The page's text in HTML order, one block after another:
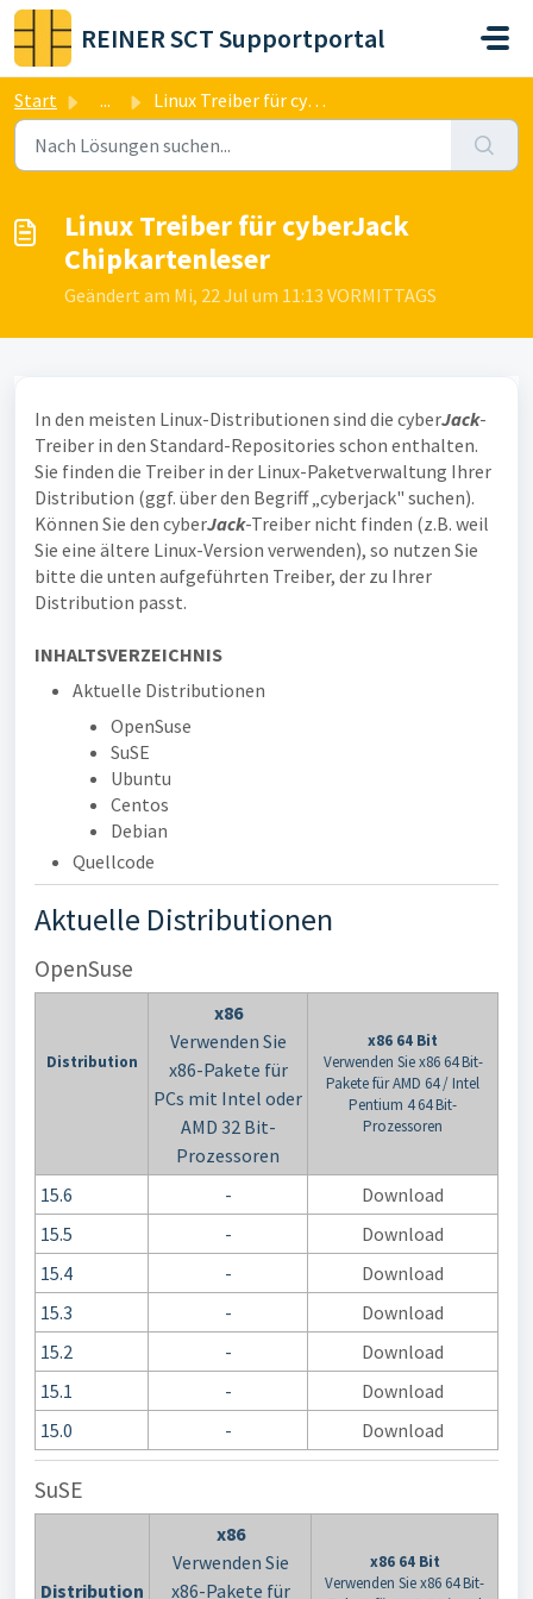
Zum hauptsächlichen Inhalt gehen
REINER SCT Supportportal
Start ... Linux Treiber für cyberJack Chipkartenleser
Linux Treiber für cyberJack
Chipkartenleser
Geändert am Mi, 22 Jul um 11:13 VORMITTAGS
In den meisten Linux-Distributionen sind die cyberJack-
Treiber in den Standard-Repositories schon enthalten.
Sie finden die Treiber in der Linux-Paketverwaltung Ihrer
Distribution (ggf. über den Begriff „cyberjack" suchen).
Können Sie den cyberJack-Treiber nicht finden (z.B. weil
Sie eine ältere Linux-Version verwenden), so nutzen Sie
bitte die unten aufgeführten Treiber, der zu Ihrer
Distribution passt.
INHALTSVERZEICHNIS
Aktuelle Distributionen
OpenSuse
SuSE
Ubuntu
Centos
Debian
Quellcode
Aktuelle Distributionen
OpenSuse
Distribution
x86
Verwenden Sie
x86-Pakete für
PCs mit Intel oder
AMD 32 Bit-
Prozessoren
x86 64 Bit
Verwenden Sie x86 64 Bit-
Pakete für AMD 64 / Intel
Pentium 4 64 Bit-
Prozessoren
15.6 -
Download
15.5
-
Download
15.4
-
Download
15.3
-
Download
15.2
-
Download
15.1
-
Download
15.0
- Download
SuSE
Distribution
x86
Verwenden Sie
x86-Pakete für
x86 64 Bit
Verwenden Sie x86 64 Bit-